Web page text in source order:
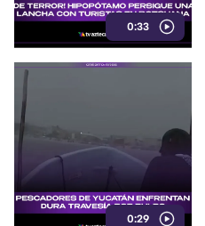
0:33
0:29